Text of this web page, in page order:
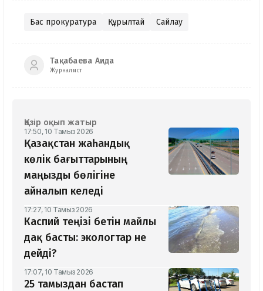
Бас прокуратура Құрылтай Сайлау
Тақабаева Аида
Журналист
Қазір оқып жатыр
17:50, 10 Тамыз 2026
Қазақстан жаһандық
көлік бағыттарының
маңызды бөлігіне
айналып келеді
17:27, 10 Тамыз 2026
Каспий теңізі бетін майлы
дақ басты: экологтар не
дейді?
17:07, 10 Тамыз 2026
25 тамыздан бастап